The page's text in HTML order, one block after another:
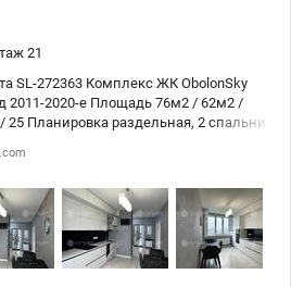
21
SL-272363 Комплекс ЖК ObolonSky
2011-2020-е Площадь 76м2 / 62м2 /
Планировка раздельная, 2 спальни